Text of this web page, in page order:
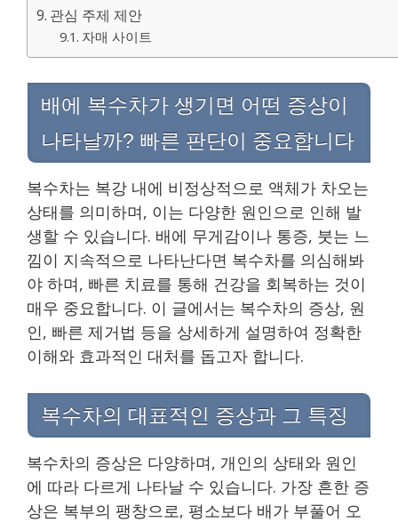
관심 주제 제안
자매 사이트
배에 복수차가 생기면 어떤 증상이
나타날까? 빠른 판단이 중요합니다
복수차는 복강 내에 비정상적으로 액체가 차오는
상태를 의미하며, 이는 다양한 원인으로 인해 발
생할 수 있습니다. 배에 무게감이나 통증, 붓는 느
낌이 지속적으로 나타난다면 복수차를 의심해봐
야 하며, 빠른 치료를 통해 건강을 회복하는 것이
매우 중요합니다. 이 글에서는 복수차의 증상, 원
인, 빠른 제거법 등을 상세하게 설명하여 정확한
이해와 효과적인 대처를 돕고자 합니다.
복수차의 대표적인 증상과 그 특징
복수차의 증상은 다양하며, 개인의 상태와 원인
에 따라 다르게 나타날 수 있습니다. 가장 흔한 증
상은 복부의 팽창으로, 평소보다 배가 부풀어 오